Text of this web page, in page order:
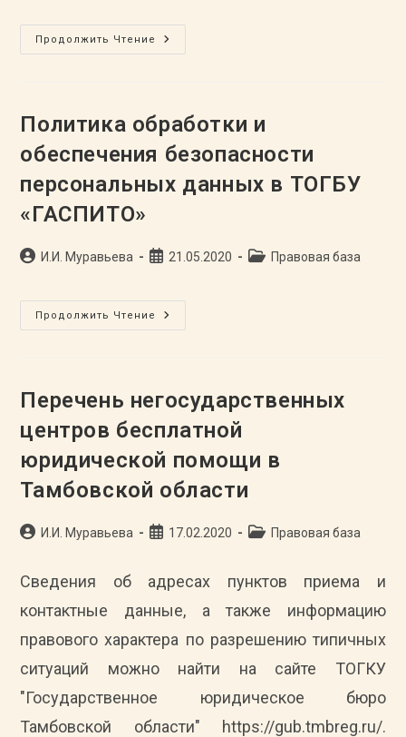
Продолжить Чтение
«Горячая
Линия»
Политика обработки и
обеспечения безопасности
персональных данных в ТОГБУ
«ГАСПИТО»
АвторИ.И. Муравьева
Запись21.05.2020
РубрикаПравовая база
Продолжить Чтение
Политика
Обработки
В
«ГАСПИТО»
Перечень негосударственных
центров бесплатной
юридической помощи в
Тамбовской области
АвторИ.И. Муравьева
Запись17.02.2020
РубрикаПравовая база
Сведения об адресах пунктов приема и
контактные данные, а также информацию
правового характера по разрешению типичных
ситуаций можно найти на сайте ТОГКУ
"Государственное юридическое бюро
Тамбовской области" https://gub.tmbreg.ru/.